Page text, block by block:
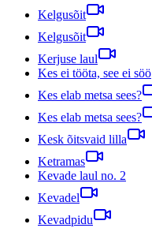
Kelgusõit
Kelgusõit
Kerjuse laul
Kes ei tööta, see ei söö
Kes elab metsa sees?
Kes elab metsa sees?
Kesk õitsvaid lilla
Ketramas
Kevade laul no. 2
Kevadel
Kevadpidu